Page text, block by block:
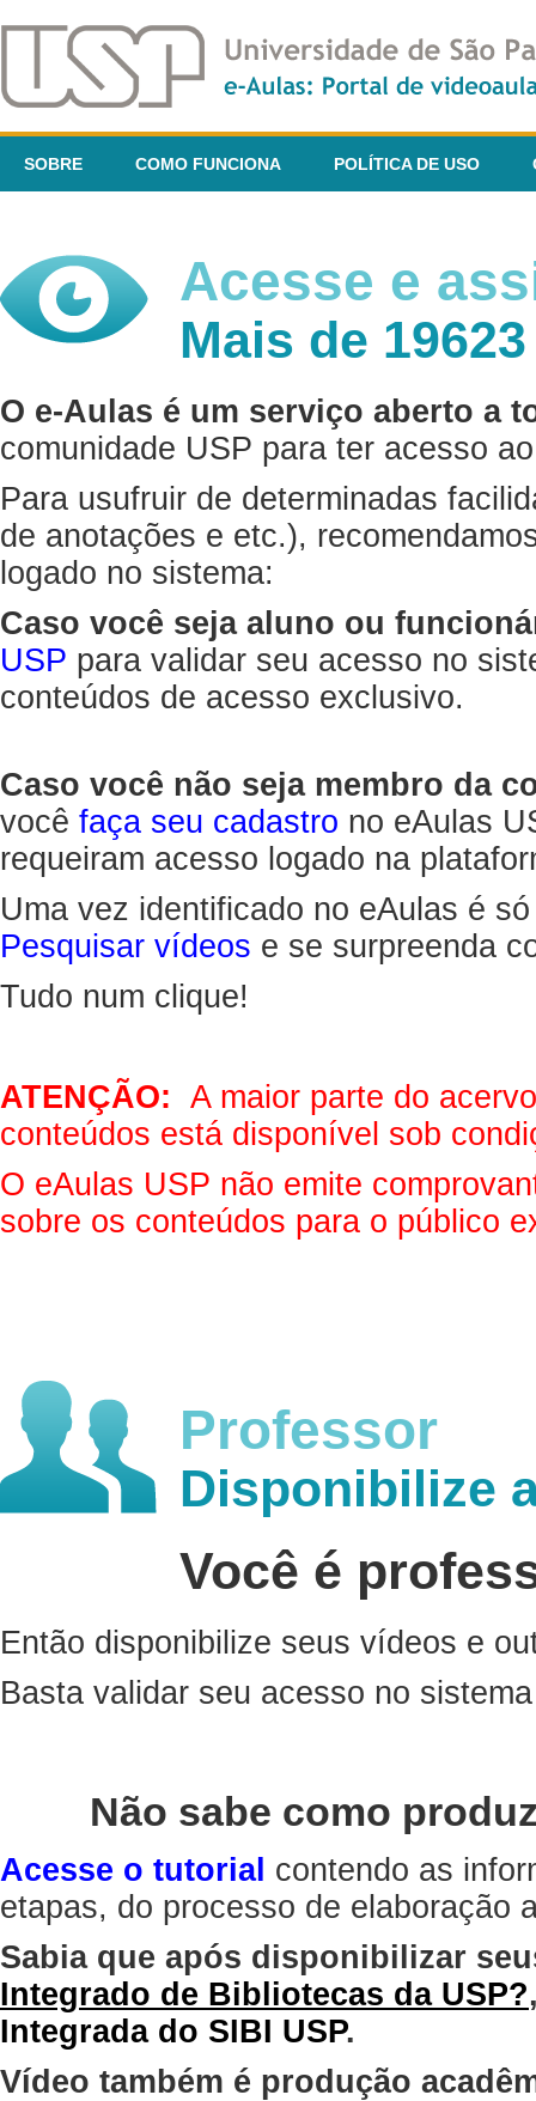
SOBRE COMO FUNCIONA POLÍTICA DE USO
Acesse e
Mais de
O e-Aulas é um serviço aberto a
comunidade USP para ter acesso
Para usufruir de determinadas
de anotações e etc.),
logado no sistema:
Caso você seja aluno ou
USP para validar seu acesso no
conteúdos de acesso exclusivo.
Caso você não seja membro da
você faça seu cadastro no eAulas
requeiram acesso logado na
Uma vez identificado no eAulas é
Pesquisar vídeos e se surpreenda
Tudo num clique!
ATENÇÃO: A maior parte do
conteúdos está disponível sob
O eAulas USP não emite
sobre os conteúdos para o público
Professor
Disponibilize
Você é
Então disponibilize seus vídeos e
Basta validar seu acesso no
Não sabe como
Acesse o tutorial contendo as
etapas, do processo de elaboração
Sabia que após disponibilizar
Integrado de Bibliotecas da USP?
Integrada do SIBI USP.
Vídeo também é produção